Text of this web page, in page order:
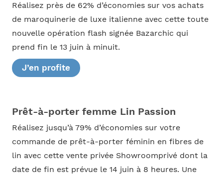
Réalisez près de 62% d’économies sur vos achats
de maroquinerie de luxe italienne avec cette toute
nouvelle opération flash signée Bazarchic qui
prend fin le 13 juin à minuit.
J’en profite
Prêt-à-porter femme Lin Passion
Réalisez jusqu’à 79% d’économies sur votre
commande de prêt-à-porter féminin en fibres de
lin avec cette vente privée Showroomprivé dont la
date de fin est prévue le 14 juin à 8 heures. Une